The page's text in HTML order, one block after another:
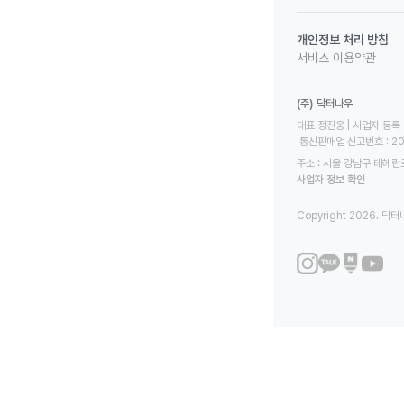
개인정보 처리 방침
서비스 이용약관
(주) 닥터나우
대표 정진웅 | 사업자
통신판매업 신고번호
주소 : 서울 강남구 테헤
사업자 정보 확인
Copyright 2026. 닥터